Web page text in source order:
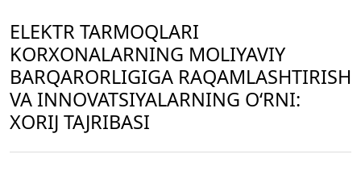
ELEKTR TARMOQLARI
KORXONALARNING MOLIYAVIY
BARQARORLIGIGA RAQAMLASHTIRISH
VA INNOVATSIYALARNING O‘RNI:
XORIJ TAJRIBASI